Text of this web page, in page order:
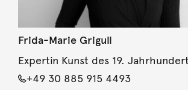
Frida-Marie Grigull
Expertin Kunst des 19.
+49 30 885 915 4493